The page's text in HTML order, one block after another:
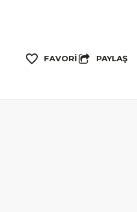
PAYLAŞ